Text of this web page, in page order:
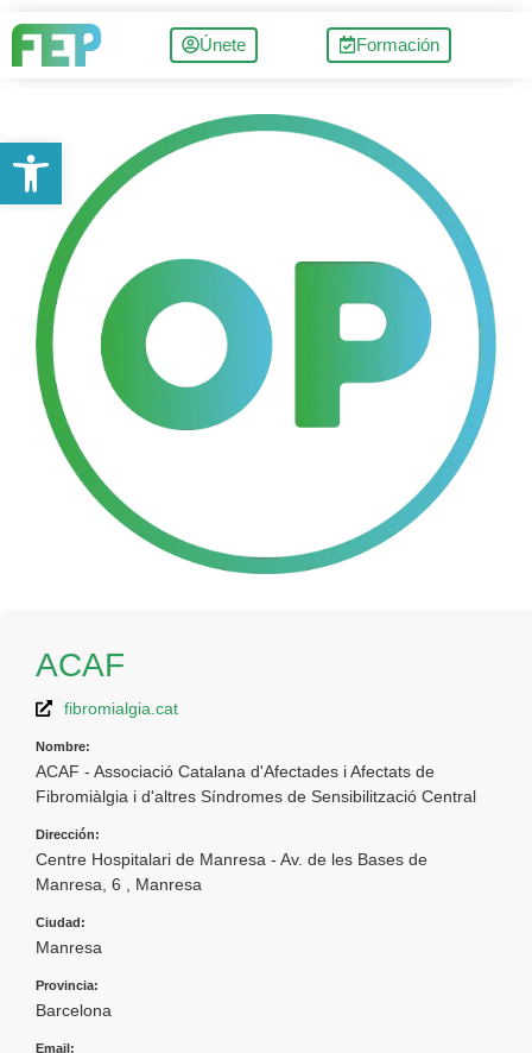
Únete Formación
ACAF
fibromialgia.cat
Nombre:
ACAF - Associació Catalana d'Afectades i Afectats de
Fibromiàlgia i d'altres Síndromes de Sensibilització Central
Dirección:
Centre Hospitalari de Manresa - Av. de les Bases de
Manresa, 6 , Manresa
Ciudad:
Manresa
Provincia:
Barcelona
Email:
Abrir barra de herramientas